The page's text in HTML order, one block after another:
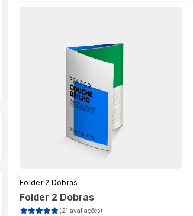
Folder 2 Dobras
Folder 2 Dobras
(21 avaliações)